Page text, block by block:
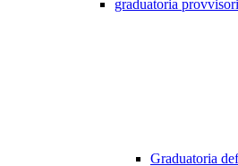
graduatoria
Graduatoria